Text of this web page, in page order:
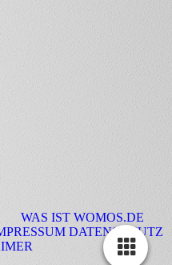
IST WOMOS.DE
DATENSCHUTZ